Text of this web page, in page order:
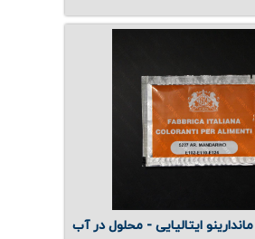
ایتالیایی - محلول در آب